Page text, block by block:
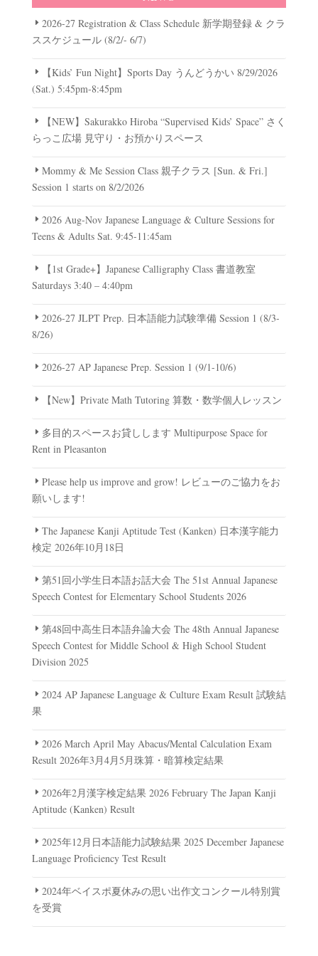
2026-27 Registration & Class Schedule 新学期登録 & クラ
ススケジュール (8/2/- 6/7)
【Kids’ Fun Night】Sports Day うんどうかい 8/29/2026
(Sat.) 5:45pm-8:45pm
【NEW】Sakurakko Hiroba “Supervised Kids’ Space” さく
らっこ広場 見守り・お預かりスペース
Mommy & Me Session Class 親子クラス [Sun. & Fri.]
Session 1 starts on 8/2/2026
2026 Aug-Nov Japanese Language & Culture Sessions for
Teens & Adults Sat. 9:45-11:45am
【1st Grade+】Japanese Calligraphy Class 書道教室
Saturdays 3:40 – 4:40pm
2026-27 JLPT Prep. 日本語能力試験準備 Session 1 (8/3-
8/26)
2026-27 AP Japanese Prep. Session 1 (9/1-10/6)
【New】Private Math Tutoring 算数・数学個人レッスン
多目的スペースお貸しします Multipurpose Space for
Rent in Pleasanton
Please help us improve and grow! レビューのご協力をお
願いします!
The Japanese Kanji Aptitude Test (Kanken) 日本漢字能力
検定 2026年10月18日
第51回小学生日本語お話大会 The 51st Annual Japanese
Speech Contest for Elementary School Students 2026
第48回中高生日本語弁論大会 The 48th Annual Japanese
Speech Contest for Middle School & High School Student
Division 2025
2024 AP Japanese Language & Culture Exam Result 試験結
果
2026 March April May Abacus/Mental Calculation Exam
Result 2026年3月4月5月珠算・暗算検定結果
2026年2月漢字検定結果 2026 February The Japan Kanji
Aptitude (Kanken) Result
2025年12月日本語能力試験結果 2025 December Japanese
Language Proficiency Test Result
2024年ベイスポ夏休みの思い出作文コンクール特別賞
を受賞